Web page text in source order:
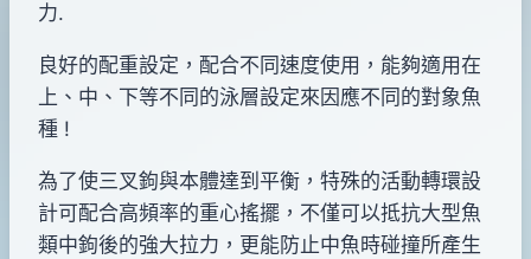
力.
良好的配重設定，配合不同速度使用，能夠適用在
上、中、下等不同的泳層設定來因應不同的對象魚
種 !
為了使三叉鉤與本體達到平衡，特殊的活動轉環設
計可配合高頻率的重心搖擺，不僅可以抵抗大型魚
類中鉤後的強大拉力，更能防止中魚時碰撞所產生